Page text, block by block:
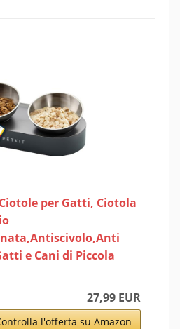
per Gatti, Ciotola
e Cani di Piccola
27,99 EUR
l'offerta su Amazon